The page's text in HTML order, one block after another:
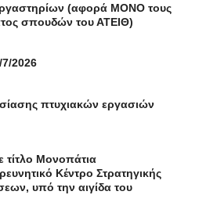
(αφορά ΜΟΝΟ τους
σπουδών του ΑΤΕΙΘ)
2026
πτυχιακών εργασιών
τίτλο Μονοπάτια
Κέντρο Στρατηγικής
υπό την αιγίδα του